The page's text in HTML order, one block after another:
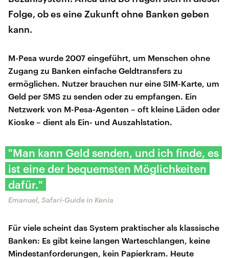
Folge, ob es eine Zukunft ohne Banken geben
kann.
M-Pesa wurde 2007 eingeführt, um Menschen ohne
Zugang zu Banken einfache Geldtransfers zu
ermöglichen. Nutzer brauchen nur eine SIM-Karte, um
Geld per SMS zu senden oder zu empfangen. Ein
Netzwerk von M-Pesa-Agenten – oft kleine Läden oder
Kioske – dient als Ein- und Auszahlstation.
"Man kann Geld senden, und ich finde, es
ist eine der bequemsten Möglichkeiten
dafür."
Emanuel, Safari-Guide in Kenia
Für viele scheint das System praktischer als klassische
Banken: Es gibt keine langen Warteschlangen, keine
Mindestanforderungen, kein Papierkram. Heute